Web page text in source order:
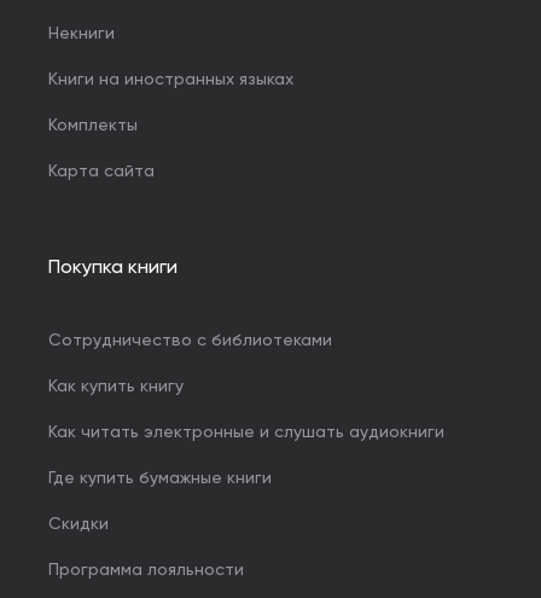
Некниги
Книги на иностранных языках
Комплекты
Карта сайта
Покупка книги
Сотрудничество с библиотеками
Как купить книгу
Как читать электронные и слушать аудиокниги
Где купить бумажные книги
Скидки
Программа лояльности